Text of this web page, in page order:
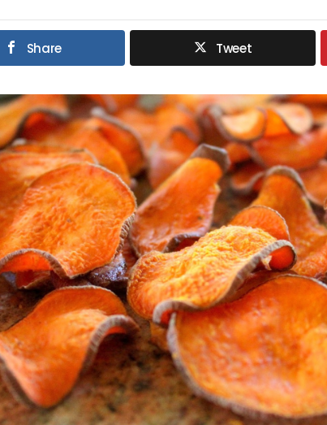
Share Tweet